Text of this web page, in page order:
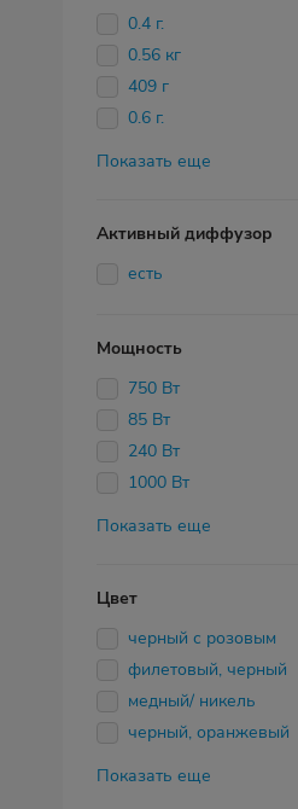
0.4 г.
0.56 кг
409 г
0.6 г.
Показать еще
Активный диффузор
есть
Мощность
750 Вт
85 Вт
240 Вт
1000 Вт
Показать еще
Цвет
черный с розовым
филетовый, черный
медный/ никель
черный, оранжевый
Показать еще